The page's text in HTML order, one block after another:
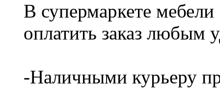
В супермаркете
оплатить заказ любым
-Наличными курьеру